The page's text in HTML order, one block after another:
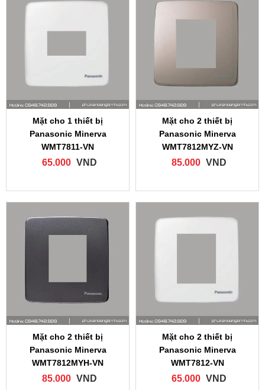
Mặt cho 1 thiết bị
Panasonic Minerva
WMT7811‑VN
65.000 VND
Mặt cho 2 thiết bị
Panasonic Minerva
WMT7812MYZ‑VN
85.000 VND
Mặt cho 2 thiết bị
Panasonic Minerva
WMT7812MYH‑VN
85.000 VND
Mặt cho 2 thiết bị
Panasonic Minerva
WMT7812‑VN
65.000 VND